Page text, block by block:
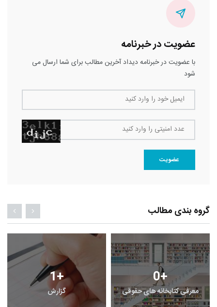
عضویت در خبرنامه
با عضویت در خبرنامه دیداد آخرین مطالب برای شما ارسال می
شود
ایمیل خود را وارد کنید
عدد امنیتی را وارد کنید
عضویت
گروه بندی مطالب
1+
گزارش
0+
معرفی کتابخانه های حقوقی